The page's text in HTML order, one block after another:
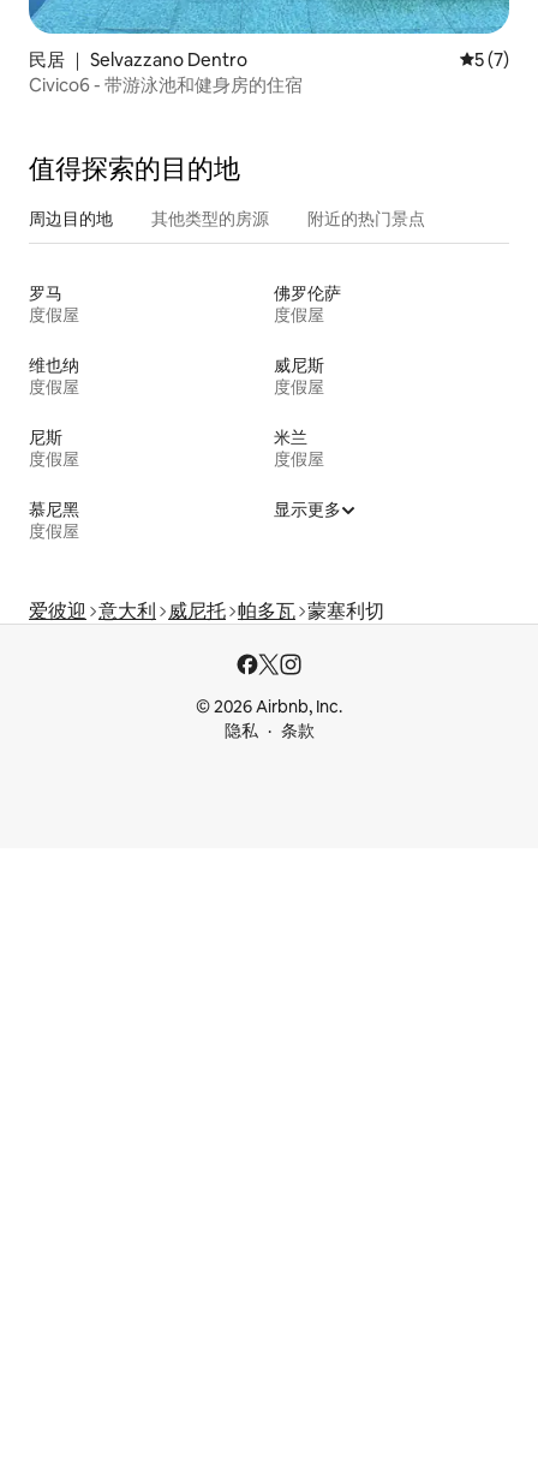
民居 ｜ Selvazzano Dentro 平均评分
5 (7)
Civico6 - 带游泳池和健身房的住宿
值得探索的目的地
周边目的地 其他类型的房源 附近的热门景点
罗马
度假屋
佛罗伦萨
度假屋
维也纳
度假屋
威尼斯
度假屋
尼斯
度假屋
米兰
度假屋
慕尼黑
度假屋
显示更多
爱彼迎 意大利 威尼托 帕多瓦 蒙塞利切
© 2026 Airbnb, Inc.
隐私
条款